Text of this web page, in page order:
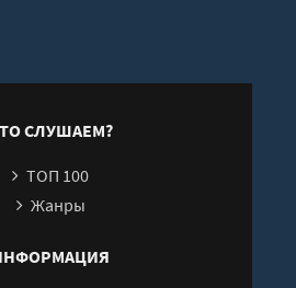
СЛУШАЕМ?
ТОП 100
Жанры